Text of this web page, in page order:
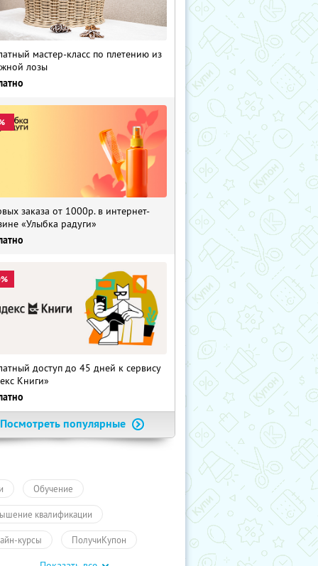
мастер-класс по плетению из
лозы
заказа от 1000р. в интернет-
«Улыбка радуги»
доступ до 45 дней к сервису
Книги»
Посмотреть популярные
Обучение
квалификации
курсы ПолучиКупон